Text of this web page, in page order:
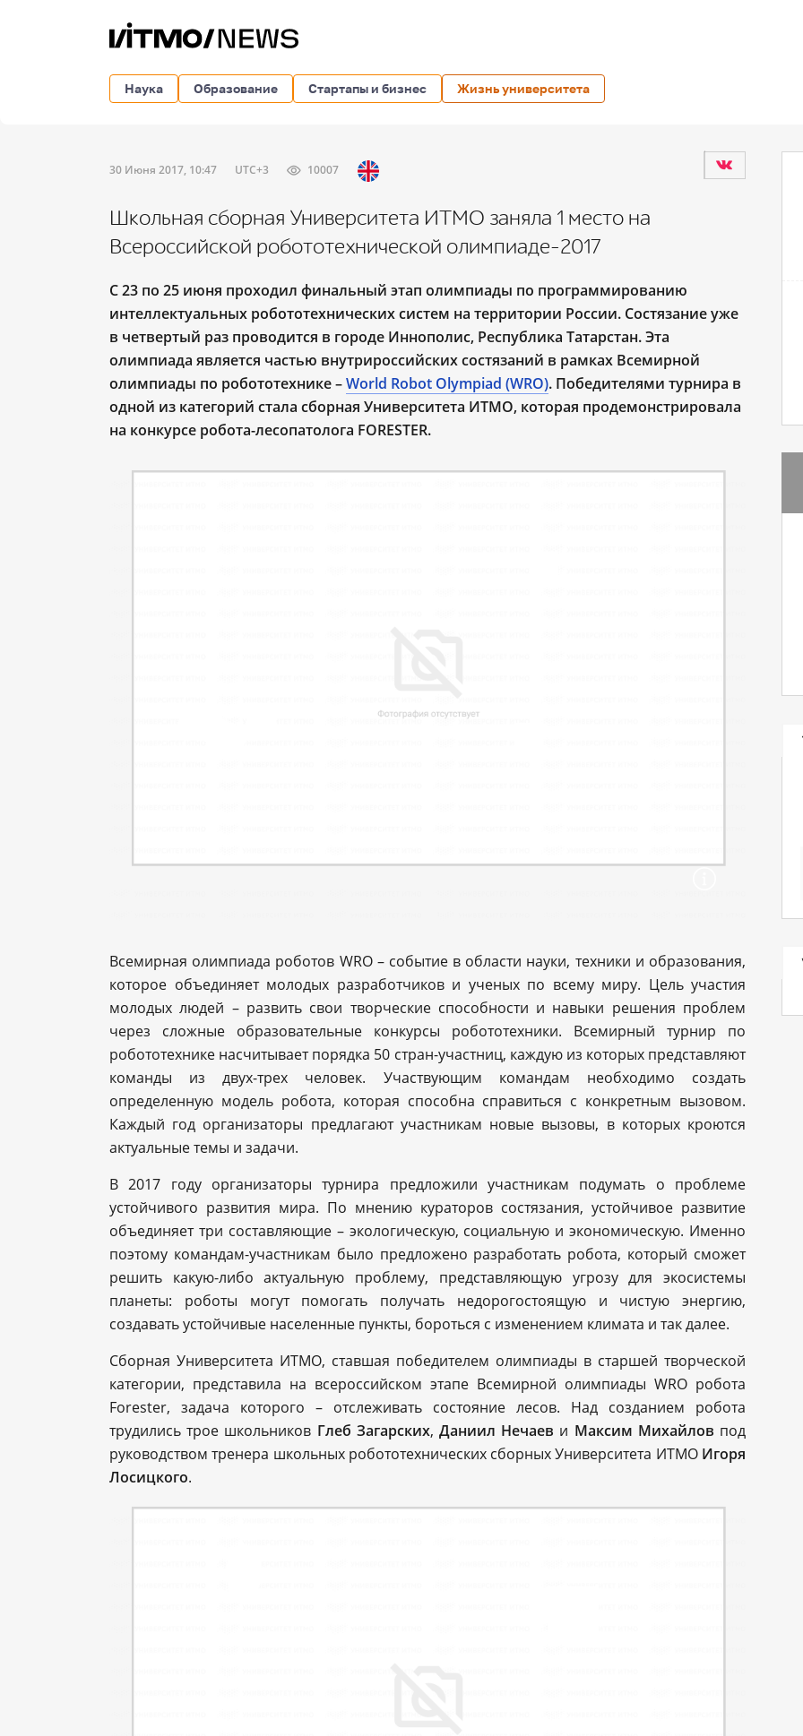
Наука Образование Стартапы и бизнес Жизнь университета
30 Июня 2017, 10:47 UTC+3 10007
Школьная сборная Университета ИТМО заняла 1 место на
Всероссийской робототехнической олимпиаде-2017
С 23 по 25 июня проходил финальный этап олимпиады по программированию
интеллектуальных робототехнических систем на территории России. Состязание уже
в четвертый раз проводится в городе Иннополис, Республика Татарстан. Эта
олимпиада является частью внутрироссийских состязаний в рамках Всемирной
олимпиады по робототехнике –World Robot Olympiad (WRO). Победителями турнира в
одной из категорий стала сборная Университета ИТМО, которая продемонстрировала
на конкурсе робота-лесопатолога FORESTER.
Всемирная олимпиада роботов WRO – событие в области науки, техники и образования,
которое объединяет молодых разработчиков и ученых по всему миру. Цель участия
молодых людей – развить свои творческие способности и навыки решения проблем
через сложные образовательные конкурсы робототехники. Всемирный турнир по
робототехнике насчитывает порядка 50 стран-участниц, каждую из которых представляют
команды из двух-трех человек. Участвующим командам необходимо создать
определенную модель робота, которая способна справиться с конкретным вызовом.
Каждый год организаторы предлагают участникам новые вызовы, в которых кроются
актуальные темы и задачи.
В 2017 году организаторы турнира предложили участникам подумать о проблеме
устойчивого развития мира. По мнению кураторов состязания, устойчивое развитие
объединяет три составляющие – экологическую, социальную и экономическую. Именно
поэтому командам-участникам было предложено разработать робота, который сможет
решить какую-либо актуальную проблему, представляющую угрозу для экосистемы
планеты: роботы могут помогать получать недорогостоящую и чистую энергию,
создавать устойчивые населенные пункты, бороться с изменением климата и так далее.
Сборная Университета ИТМО, ставшая победителем олимпиады в старшей творческой
категории, представила на всероссийском этапе Всемирной олимпиады WRO робота
Forester, задача которого – отслеживать состояние лесов. Над созданием робота
трудились трое школьников Глеб Загарских,Даниил Нечаев и Максим Михайлов под
руководством тренера школьных робототехнических сборных Университета ИТМО Игоря
Лосицкого.